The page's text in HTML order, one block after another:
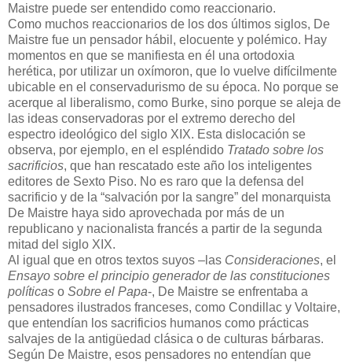
Maistre puede ser entendido como reaccionario.
Como muchos reaccionarios de los dos últimos siglos, De
Maistre fue un pensador hábil, elocuente y polémico. Hay
momentos en que se manifiesta en él una ortodoxia
herética, por utilizar un oxímoron, que lo vuelve difícilmente
ubicable en el conservadurismo de su época. No porque se
acerque al liberalismo, como Burke, sino porque se aleja de
las ideas conservadoras por el extremo derecho del
espectro ideológico del siglo XIX. Esta dislocación se
observa, por ejemplo, en el espléndido Tratado sobre los
sacrificios, que han rescatado este año los inteligentes
editores de Sexto Piso. No es raro que la defensa del
sacrificio y de la “salvación por la sangre” del monarquista
De Maistre haya sido aprovechada por más de un
republicano y nacionalista francés a partir de la segunda
mitad del siglo XIX.
Al igual que en otros textos suyos –las Consideraciones, el
Ensayo sobre el principio generador de las constituciones
políticas o Sobre el Papa-, De Maistre se enfrentaba a
pensadores ilustrados franceses, como Condillac y Voltaire,
que entendían los sacrificios humanos como prácticas
salvajes de la antigüedad clásica o de culturas bárbaras.
Según De Maistre, esos pensadores no entendían que